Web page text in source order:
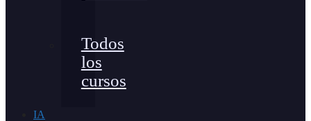
Todos
los
cursos
IA